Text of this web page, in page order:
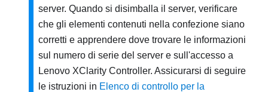
server. Quando si disimballa il server, verificare
che gli elementi contenuti nella confezione siano
corretti e apprendere dove trovare le informazioni
sul numero di serie del server e sull'accesso a
Lenovo XClarity Controller. Assicurarsi di seguire
le istruzioni in Elenco di controllo per la